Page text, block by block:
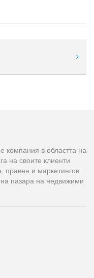
в областта на
на своите клиенти
правен и маркетингов
пазара на недвижими